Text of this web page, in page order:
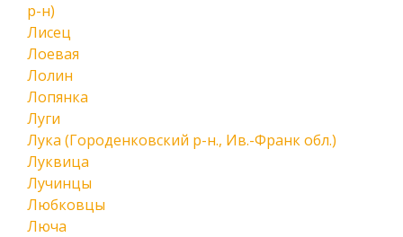
р-н)
Лисец
Лоевая
Лолин
Лопянка
Луги
Лука (Городенковский р-н., Ив.-Франк обл.)
Луквица
Лучинцы
Любковцы
Люча